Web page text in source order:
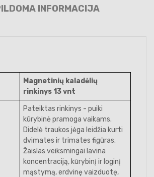
INFORMACIJA
Magnetinių kaladėlių
rinkinys 13 vnt
Pateiktas rinkinys - puiki
kūrybinė pramoga vaikams.
Didelė traukos jėga leidžia kurti
dvimates ir trimates figūras.
Žaislas veiksmingai lavina
koncentraciją, kūrybinį ir loginį
mąstymą, erdvinę vaizduotę,